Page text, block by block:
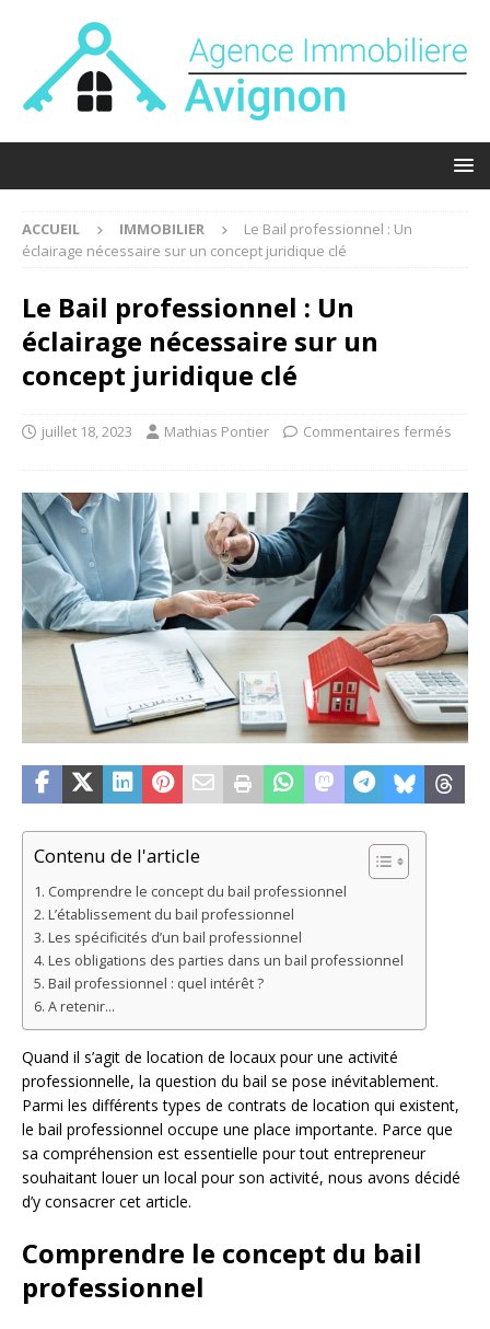
ACCUEIL IMMOBILIER
Le Bail professionnel : Un
éclairage nécessaire sur un concept juridique clé
Le Bail professionnel : Un
éclairage nécessaire sur un
concept juridique clé
juillet 18, 2023 Mathias Pontier Commentaires fermés
Contenu de l'article
Comprendre le concept du bail professionnel
L’établissement du bail professionnel
Les spécificités d’un bail professionnel
Les obligations des parties dans un bail professionnel
Bail professionnel : quel intérêt ?
A retenir…
Quand il s’agit de location de locaux pour une activité
professionnelle, la question du bail se pose inévitablement.
Parmi les différents types de contrats de location qui existent,
le bail professionnel occupe une place importante. Parce que
sa compréhension est essentielle pour tout entrepreneur
souhaitant louer un local pour son activité, nous avons décidé
d’y consacrer cet article.
Comprendre le concept du bail
professionnel